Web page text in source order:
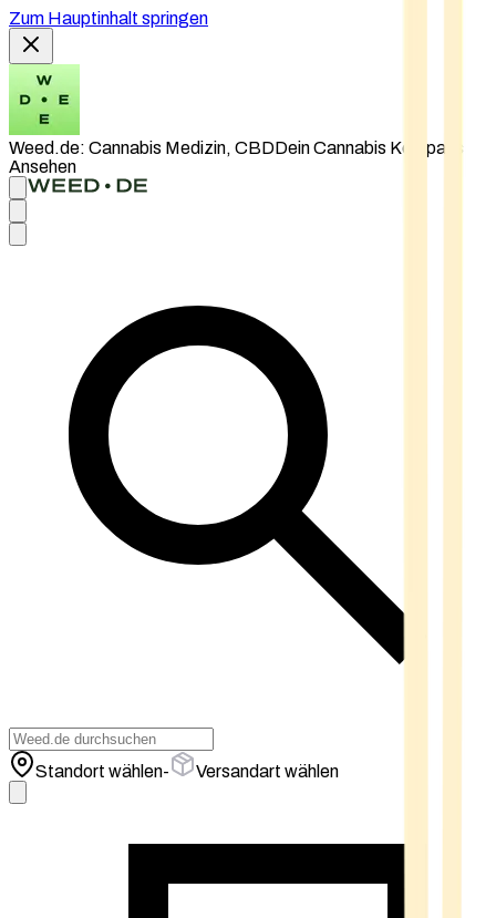
Zum Hauptinhalt springen
Weed.de: Cannabis Medizin, CBDDein Cannabis Kompass
Ansehen
Standort wählen- Versandart wählen